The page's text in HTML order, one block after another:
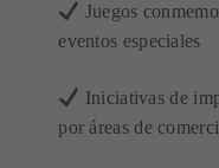
Juegos
eventos especiales
Iniciativas de
por áreas de